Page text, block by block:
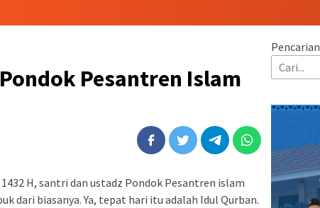
Pesantren Islam
H, santri dan ustadz Pondok Pesantren islam
dari biasanya. Ya, tepat hari itu adalah Idul Qurban.
Pencarian